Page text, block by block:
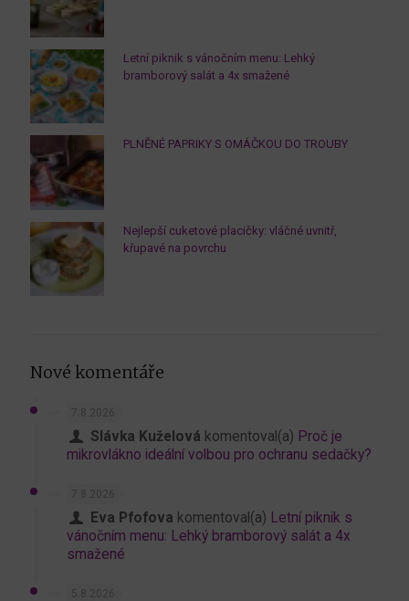
Letní piknik s vánočním menu: Lehký
bramborový salát a 4x smažené
PLNĚNÉ PAPRIKY S OMÁČKOU DO TROUBY
Nejlepší cuketové placičky: vláčné uvnitř,
křupavé na povrchu
Nové komentáře
7.8.2026
Slávka Kuželová komentoval(a) Proč je
mikrovlákno ideální volbou pro ochranu sedačky?
7.8.2026
Eva Pfofova komentoval(a) Letní piknik s
vánočním menu: Lehký bramborový salát a 4x
smažené
5.8.2026